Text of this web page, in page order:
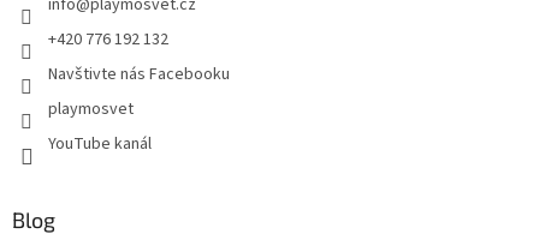
+420 776 192 132
Navštivte nás Facebooku
playmosvet
YouTube kanál
Blog